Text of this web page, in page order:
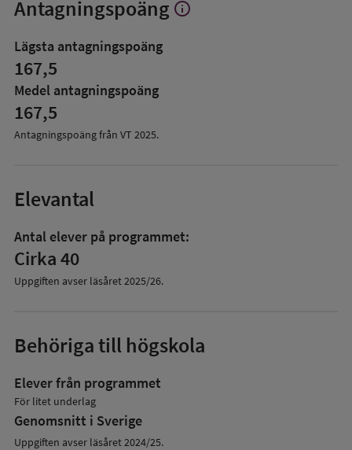
Antagningspoäng Visa
info
Lägsta antagningspoäng
167,5
Medel antagningspoäng
167,5
Antagningspoäng från VT 2025.
Elevantal
Antal elever på programmet:
Cirka 40
Uppgiften avser läsåret2025/26.
Behöriga till högskola
Elever från programmet
För litet underlag
Genomsnitt i Sverige
Uppgiften avser läsåret 2024/25.